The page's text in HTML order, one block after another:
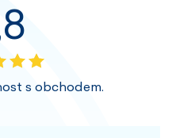
s obchodem.